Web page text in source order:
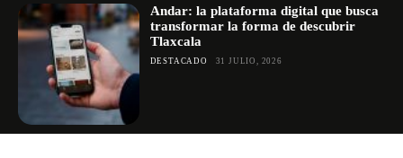
Andar: la plataforma digital que busca
transformar la forma de descubrir
Tlaxcala
DESTACADO 31 JULIO, 2026